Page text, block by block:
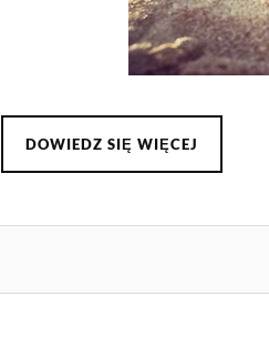
DOWIEDZ SIĘ WIĘCEJ